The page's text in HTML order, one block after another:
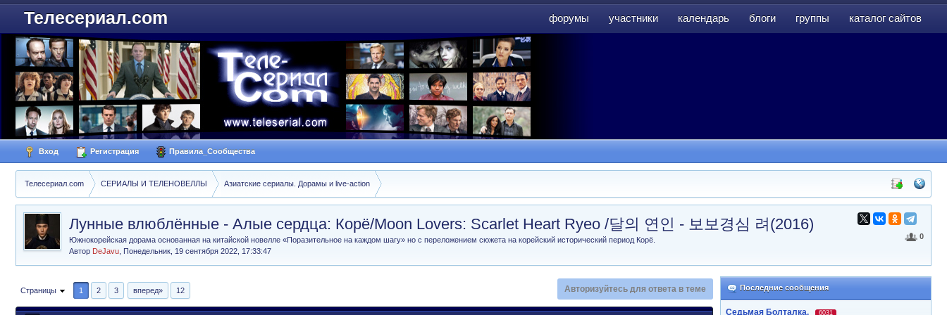
форумы участники календарь блоги группы каталог сайтов
Телесериал.com
Вход Регистрация Правила_Сообщества
Телесериал.com СЕРИАЛЫ И ТЕЛЕНОВЕЛЛЫ Азиатские сериалы. Дорамы и live-action
0
Лунные влюблённые - Алые сердца: Корё/Moon Lovers: Scarlet Heart Ryeo /달의 연인 - 보보경심 려(2016)
Южнокорейская дорама основанная на китайской новелле «Поразительное на каждом шагу» но с переложением сюжета на корейский исторический период Корё.
Автор DeJavu Понедельник, 19 сентября 2022, 17:33:47
Последние сообщения
Седьмая Болталка. 6031
Страницы 1 2 3 вперед» 12 Авторизуйтесь для ответа в теме